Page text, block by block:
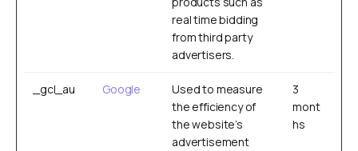
real time bidding
from third party
advertisers.
_gcl_au Google
Used to measure
the efficiency of
the website’s
advertisement
3
mont
hs